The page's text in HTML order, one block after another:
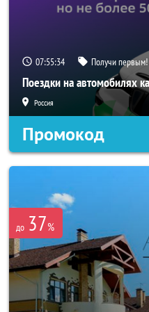
07:55:32 Получи первым!
Поездки на автомобилях
Россия
Промокод
до 37%